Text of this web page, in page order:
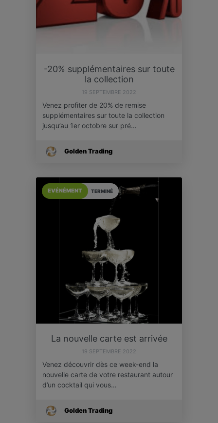
-20% supplémentaires sur toute
la collection
19 SEPTEMBRE 2022
Venez profiter de 20% de remise
supplémentaires sur toute la collection
jusqu’au 1er octobre sur pré…
Golden Trading
TERMINÉ
EVÉNÉMENT
La nouvelle carte est arrivée
19 SEPTEMBRE 2022
Venez découvrir dès ce week-end la
nouvelle carte de votre restaurant autour
d’un cocktail qui vous…
Golden Trading